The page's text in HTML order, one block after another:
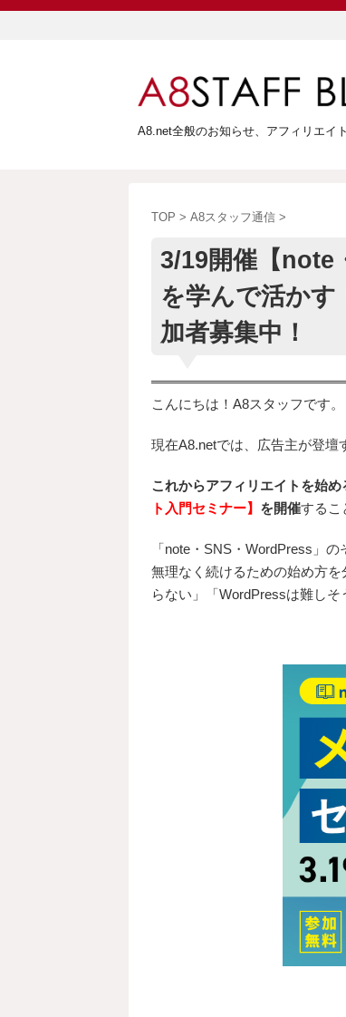
A8.net全般のお知らせ、アフィリエイ
TOP > A8スタッフ通信 >
3/19開催【note
を学んで活か
加者募集中！
こんにちは！A8スタッフです。
現在A8.netでは、広告主が登壇
これからアフィリエイトを始
ト入門セミナー】 を開催するこ
「note・SNS・WordPress」
無理なく続けるための始め方
らない」「WordPressは難し